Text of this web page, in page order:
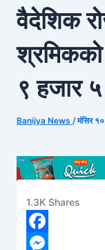
वैदेशिक
श्रमिकको
९ हजार
Banijya News /मंसिर
1.3K Shares
Facebook